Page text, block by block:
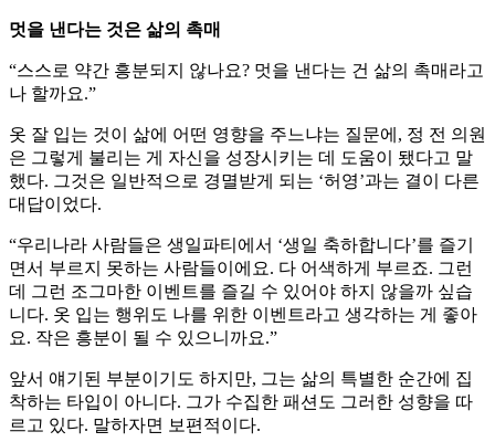
멋을 낸다는 것은 삶의 촉매
“스스로 약간 흥분되지 않나요? 멋을 낸다는 건 삶의 촉매라고
나 할까요.”
옷 잘 입는 것이 삶에 어떤 영향을 주느냐는 질문에, 정 전 의원
은 그렇게 불리는 게 자신을 성장시키는 데 도움이 됐다고 말
했다. 그것은 일반적으로 경멸받게 되는 ‘허영’과는 결이 다른
대답이었다.
“우리나라 사람들은 생일파티에서 ‘생일 축하합니다’를 즐기
면서 부르지 못하는 사람들이에요. 다 어색하게 부르죠. 그런
데 그런 조그마한 이벤트를 즐길 수 있어야 하지 않을까 싶습
니다. 옷 입는 행위도 나를 위한 이벤트라고 생각하는 게 좋아
요. 작은 흥분이 될 수 있으니까요.”
앞서 얘기된 부분이기도 하지만, 그는 삶의 특별한 순간에 집
착하는 타입이 아니다. 그가 수집한 패션도 그러한 성향을 따
르고 있다. 말하자면 보편적이다.